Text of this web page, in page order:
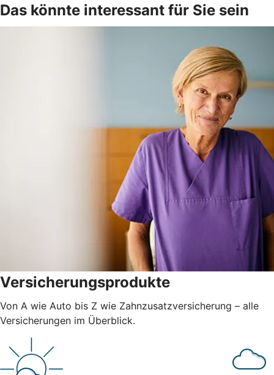
Das könnte interessant für Sie sein
Versicherungsprodukte
Von A wie Auto bis Z wie Zahnzusatzversicherung – alle
Versicherungen im Überblick.